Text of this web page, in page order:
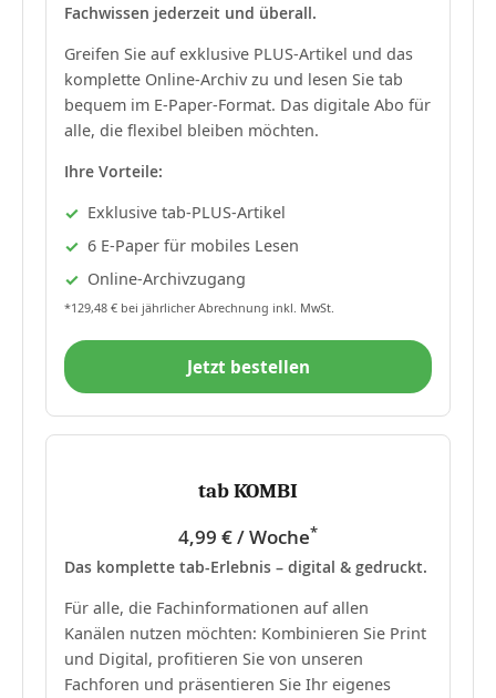
Fachwissen jederzeit und überall.
Greifen Sie auf exklusive PLUS-Artikel und das
komplette Online-Archiv zu und lesen Sie tab
bequem im E-Paper-Format. Das digitale Abo für
alle, die flexibel bleiben möchten.
Ihre Vorteile:
Exklusive tab-PLUS-Artikel
6 E-Paper für mobiles Lesen
Online-Archivzugang
*129,48 € bei jährlicher Abrechnung inkl. MwSt.
Jetzt bestellen
tab KOMBI
4,99 € / Woche*
Das komplette tab-Erlebnis – digital & gedruckt.
Für alle, die Fachinformationen auf allen
Kanälen nutzen möchten: Kombinieren Sie Print
und Digital, profitieren Sie von unseren
Fachforen und präsentieren Sie Ihr eigenes